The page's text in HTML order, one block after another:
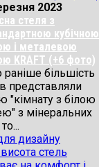
2023
стеля з
кубічною
і металевою
KRAFT (+6 фото)
більшість
представляли
"кімнату з білою
з мінеральних
дизайну